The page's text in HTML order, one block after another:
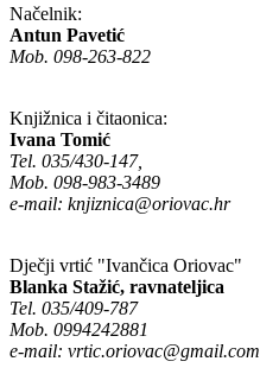
Načelnik:
Antun Pavetić
Mob. 098-263-822
Knjižnica i čitaonica:
Ivana Tomić
Tel. 035/430-147,
Mob. 098-983-3489
e-mail: knjiznica@oriovac.hr
Dječji vrtić "Ivančica Oriovac"
Blanka Stažić, ravnateljica
Tel. 035/409-787
Mob. 0994242881
e-mail: vrtic.oriovac@gmail.com